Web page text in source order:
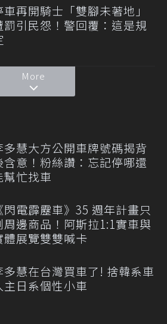
車再開騎士「雙腳未著地」
罰引民怨！警回覆：這是規
More
多慧大方公開車牌號碼揭背
含意！粉絲讚：忘記停哪還
幫忙找車
閃電霹靂車》35 週年計畫只
周邊商品！阿斯拉1:1實車與
體展覽雙雙喊卡
多慧在台灣買車了! 捨韓系車
主日系個性小車